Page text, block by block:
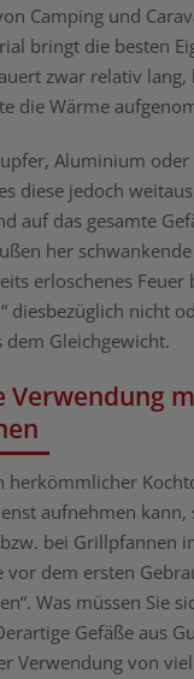
Camping und
bringt die besten
zwar relativ lang,
die Wärme
Aluminium oder
diese jedoch
auf das gesamte
her
erloschenes Feuer
diesbezüglich nicht
dem Gleichgewicht.
Verwendung
herkömmlicher
aufnehmen kann,
bei Grillpfannen
vor dem ersten
Was müssen Sie
Gefäße aus
Verwendung von